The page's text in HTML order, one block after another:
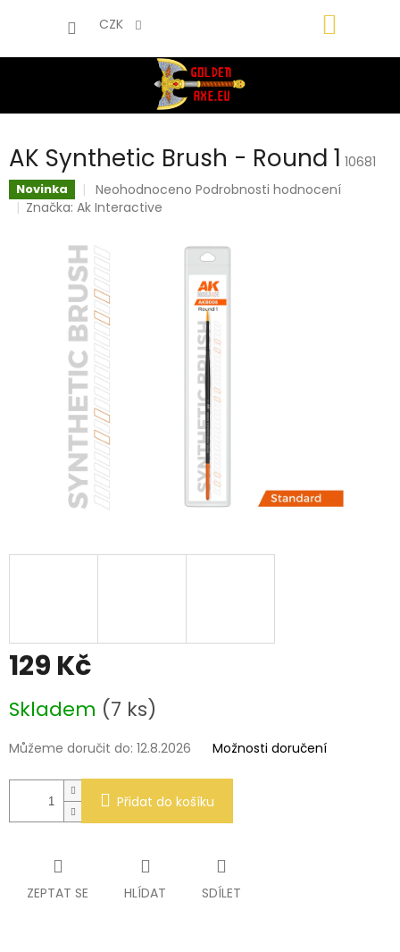
CZK
AK Synthetic Brush - Round 1 10681
Novinka
Průměrné
hodnocení
0,0
z
5
hvězdiček.
Neohodnoceno Podrobnosti hodnocení
Značka:Ak Interactive
129 Kč
cena:
Skladem (7 ks)
Můžeme doručit do: 12.8.2026 Možnosti doručení
Přidat do košíku
ZEPTAT SE HLÍDAT SDÍLET